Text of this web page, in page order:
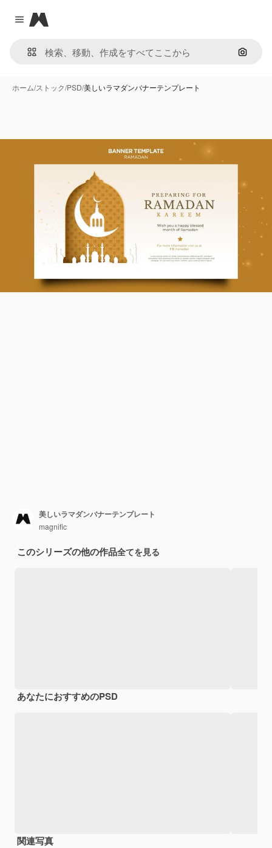
Close menu
Magnific
画像で
ホーム/ストック/PSD/美しいラマダンバナーテンプレート
美しいラマダンバナーテンプレート
magnific
このシリーズの他の作品全てを見る
あなたにおすすめのPSD
関連写真